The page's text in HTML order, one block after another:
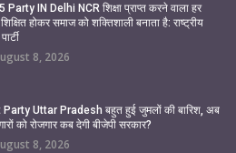
Party IN Delhi NCR शिक्षा प्राप्त करने वाला हर
होकर समाज को शक्तिशाली बनाता है: राष्ट्रीय
8, 2026
Uttar Pradesh बहुत हुई जुमलों की बारिश, अब
को रोजगार कब देगी बीजेपी सरकार?
8, 2026